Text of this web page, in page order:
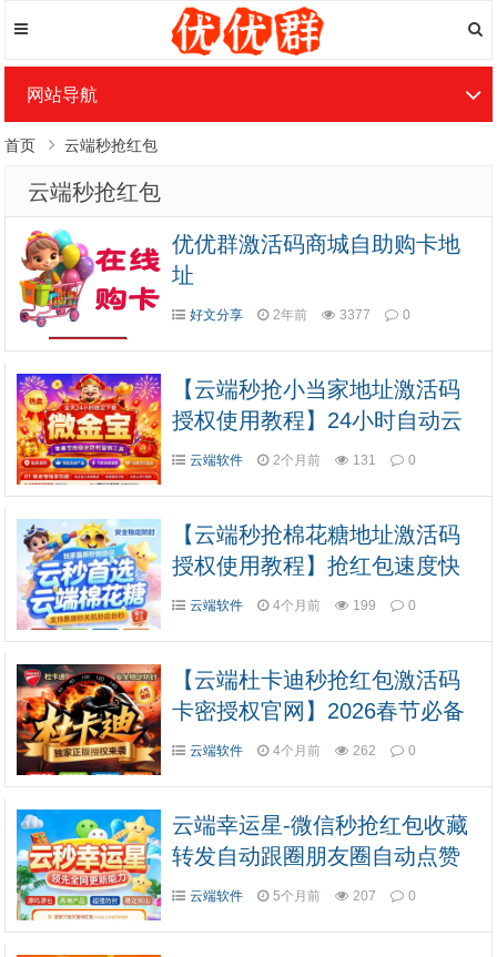
网站导航
首页 云端秒抢红包
云端秒抢红包
优优群激活码商城自助购卡地
址
好文分享 2年前 3377 0
【云端秒抢小当家地址激活码
授权使用教程】24小时自动云
端抢红包
云端软件 2个月前 131 0
【云端秒抢棉花糖地址激活码
授权使用教程】抢红包速度快
不封号
云端软件 4个月前 199 0
【云端杜卡迪秒抢红包激活码
卡密授权官网】2026春节必备
自动24自动抢红包
云端软件 4个月前 262 0
云端幸运星-微信秒抢红包收藏
转发自动跟圈朋友圈自动点赞
云端软件 5个月前 207 0